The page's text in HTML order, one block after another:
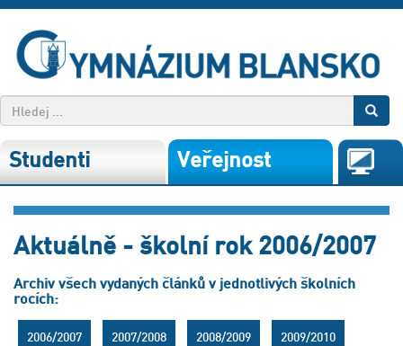
Studenti Veřejnost
Aktuálně - školní rok 2006/2007
Archiv všech vydaných článků v jednotlivých školních
rocích:
2006/2007 2007/2008 2008/2009 2009/2010